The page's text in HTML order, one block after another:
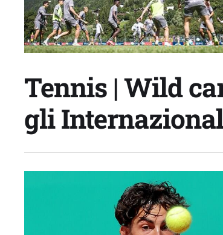
Tennis | Wild
gli